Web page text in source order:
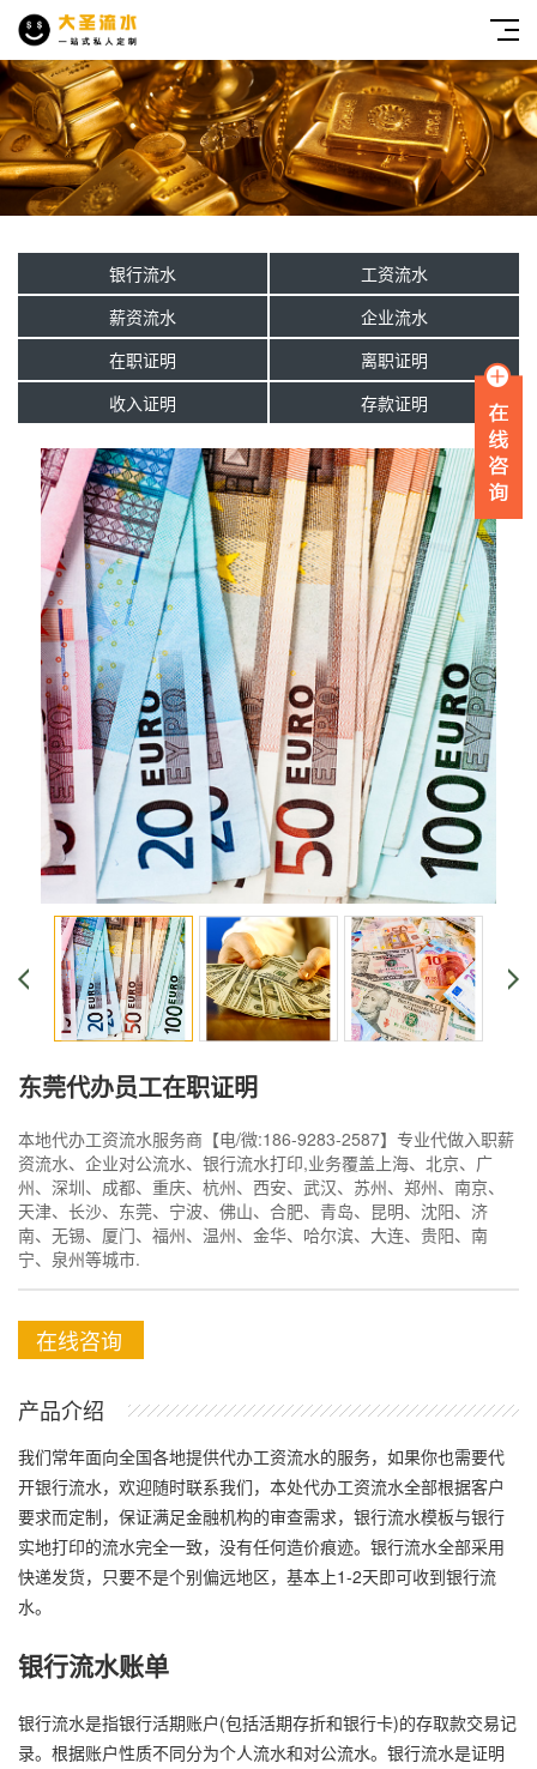
银行流水
工资流水
薪资流水
企业流水
在职证明
离职证明
收入证明
存款证明
东莞代办员工在职证明
本地代办工资流水服务商【电/微:186-9283-2587】专业代做入职薪
资流水、企业对公流水、银行流水打印,业务覆盖上海、北京、广
州、深圳、成都、重庆、杭州、西安、武汉、苏州、郑州、南京、
天津、长沙、东莞、宁波、佛山、合肥、青岛、昆明、沈阳、济
南、无锡、厦门、福州、温州、金华、哈尔滨、大连、贵阳、南
宁、泉州等城市.
在线咨询
产品介绍
我们常年面向全国各地提供代办工资流水的服务，如果你也需要代
开银行流水，欢迎随时联系我们，本处代办工资流水全部根据客户
要求而定制，保证满足金融机构的审查需求，银行流水模板与银行
实地打印的流水完全一致，没有任何造价痕迹。银行流水全部采用
快递发货，只要不是个别偏远地区，基本上1-2天即可收到银行流
水。
银行流水账单
银行流水是指银行活期账户(包括活期存折和银行卡)的存取款交易记
录。根据账户性质不同分为个人流水和对公流水。银行流水是证明